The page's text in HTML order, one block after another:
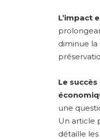
L’impact
diminue
Le
une
Un article
détaille